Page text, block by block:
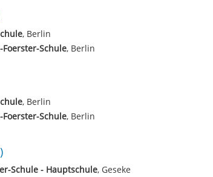
, Berlin
Schule, Berlin
, Berlin
Schule, Berlin
Schule - Hauptschule, Geseke